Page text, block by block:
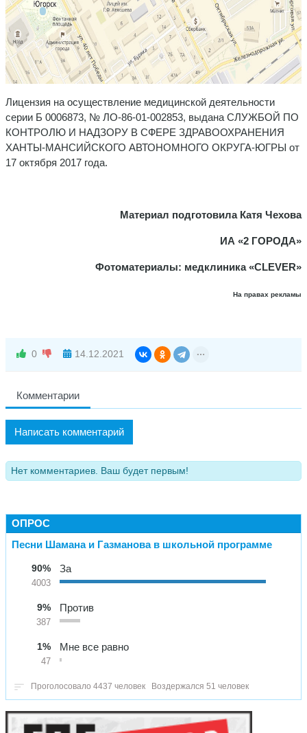
Лицензия на осуществление медицинской деятельности
серии Б 0006873, № ЛО-86-01-002853, выдана СЛУЖБОЙ ПО
КОНТРОЛЮ И НАДЗОРУ В СФЕРЕ ЗДРАВООХРАНЕНИЯ
ХАНТЫ-МАНСИЙСКОГО АВТОНОМНОГО ОКРУГА-ЮГРЫ от
17 октября 2017 года.
Материал подготовила Катя Чехова
ИА «2 ГОРОДА»
Фотоматериалы: медклиника «CLEVER»
На правах рекламы
0 14.12.2021
Комментарии
Написать комментарий
Нет комментариев. Ваш будет первым!
ОПРОС
Песни Шамана и Газманова в школьной программе
90%
4003
За
9%
387
Против
1%
47
Мне все равно
Проголосовало 4437 человек Воздержался 51 человек